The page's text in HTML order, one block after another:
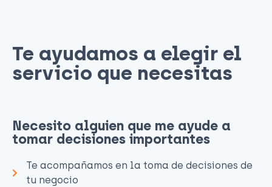
Te ayudamos a elegir el
servicio que necesitas​
Necesito alguien que me ayude a
tomar decisiones importantes
Te acompañamos en la toma de decisiones de
tu negocio